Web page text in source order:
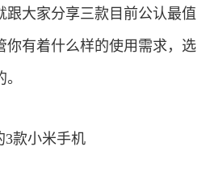
跟大家分享三款目前公认最值
你有着什么样的使用需求，选